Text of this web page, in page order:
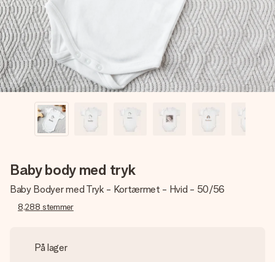
Intet besvær men udelukkende en masse kærlighed i
øjeblikket.
Baby body med tryk
Baby Bodyer med Tryk - Kortærmet - Hvid - 50/56
8,288 stemmer
På lager